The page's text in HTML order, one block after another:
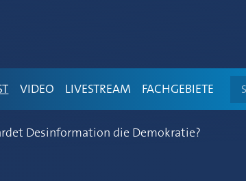
VIDEO LIVESTREAM FACHGEBIETE
Desinformation die Demokratie?